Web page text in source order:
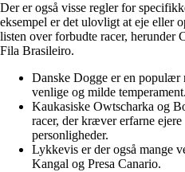
Der er også visse regler for
eksempel er det ulovligt at eje eller
listen over forbudte racer, herunder
Fila Brasileiro.
Danske Dogge er en populær
venlige og milde temperament.
Kaukasiske Owtscharka og
racer, der kræver erfarne
personligheder.
Lykkevis er der også mange
Kangal og Presa Canario.